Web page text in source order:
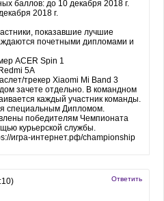
баллов: до 10 декабря 2018 г.
2018 г.
показавшие лучшие
почетными дипломами и
ACER Spin 1
5A
трекер Xiaomi Mi Band 3
зачете отдельно. В командном
каждый участник команды.
специальным Дипломом.
победителям Чемпионата
курьерской службы.
игра-интернет.рф/championship
Ответить